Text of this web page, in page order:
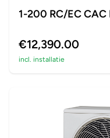
1-200 RC/EC
€12,390.00
incl. installatie